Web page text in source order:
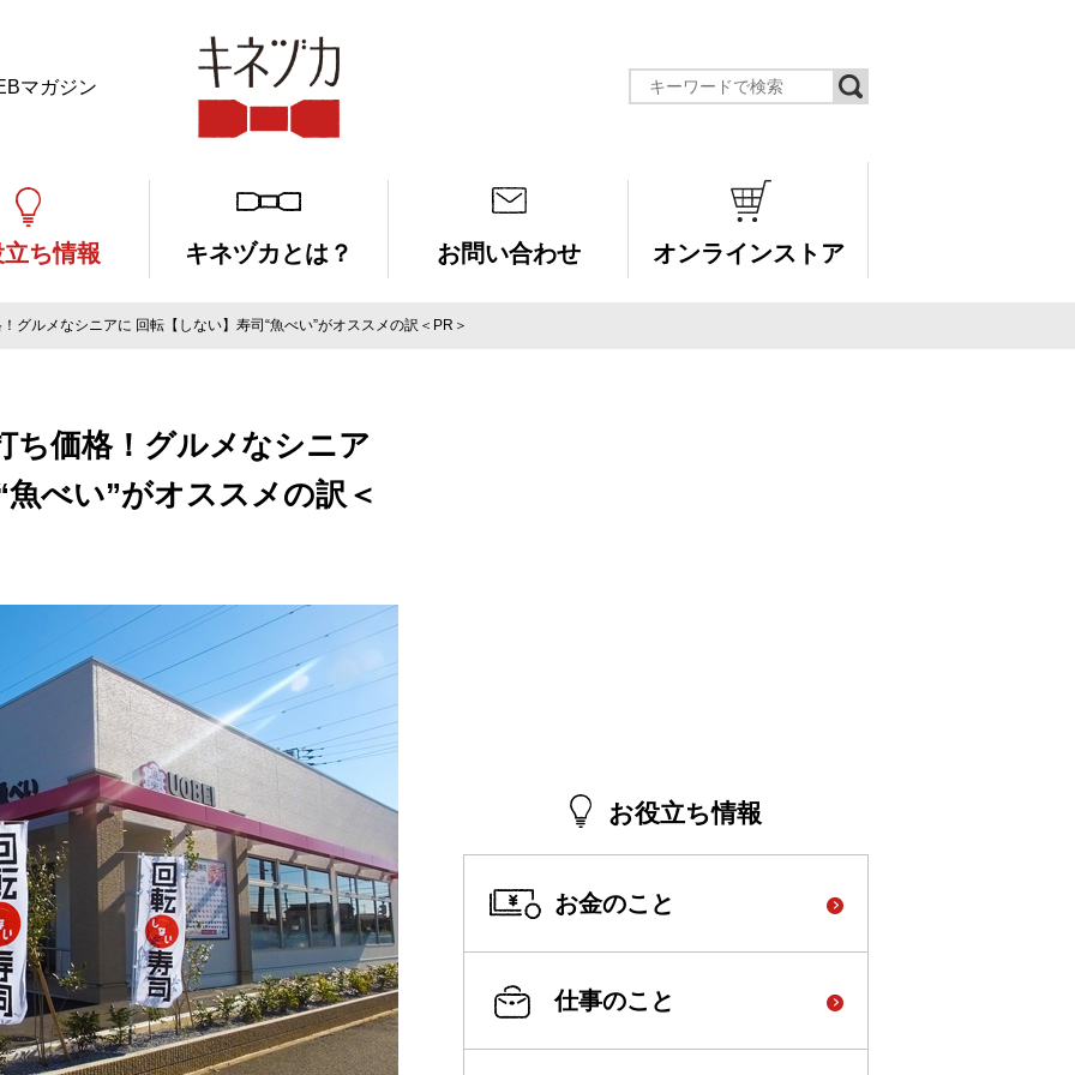
マガジン
ち情報 キネヅカとは？ お問い合わせ オンラインストア
グルメなシニアに 回転【しない】寿司“魚べい”がオススメの訳＜PR＞
ち価格！グルメなシニア
べい”がオススメの訳＜
お役立ち情報
お金のこと
仕事のこと